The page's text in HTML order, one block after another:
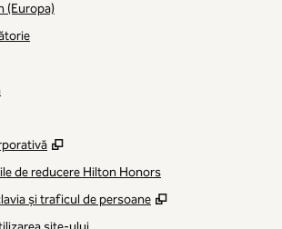
(Europa)
,
de reducere Hilton Honors
și traficul de persoane
,